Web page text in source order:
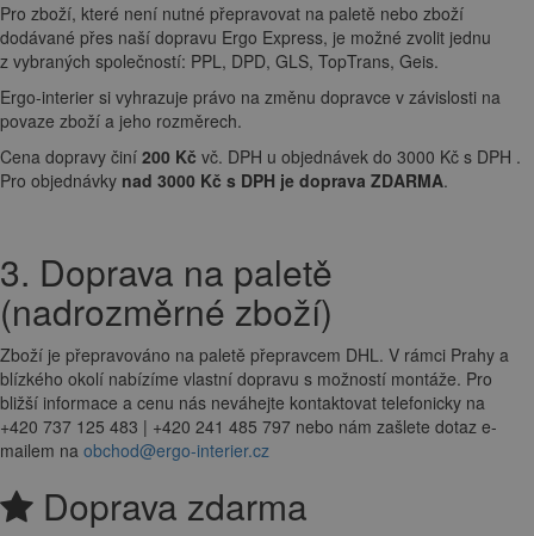
Pro zboží, které není nutné přepravovat na paletě nebo zboží
dodávané přes naší dopravu Ergo Express, je možné zvolit jednu
z vybraných společností: PPL, DPD, GLS, TopTrans, Geis.
Ergo-interier si vyhrazuje právo na změnu dopravce v závislosti na
povaze zboží a jeho rozměrech.
Cena dopravy činí 200 Kč vč. DPH u objednávek do 3000 Kč s DPH .
Pro objednávky nad 3000 Kč s DPH je doprava ZDARMA.
3. Doprava na paletě
(nadrozměrné zboží)
Zboží je přepravováno na paletě přepravcem DHL. V rámci Prahy a
blízkého okolí nabízíme vlastní dopravu s možností montáže. Pro
bližší informace a cenu nás neváhejte kontaktovat telefonicky na
+420 737 125 483 | +420 241 485 797 nebo nám zašlete dotaz e-
mailem na obchod@ergo-interier.cz
Doprava zdarma